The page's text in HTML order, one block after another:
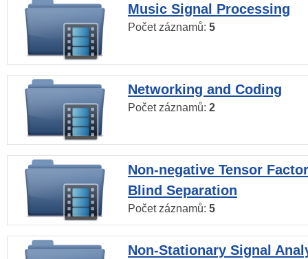
Music Signal Processing
Počet záznamů: 5
Networking and Coding
Počet záznamů: 2
Non-negative Tensor
Blind Separation
Počet záznamů: 5
Non-Stationary Signal